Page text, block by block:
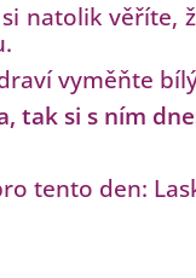
natolik věříte,
vyměňte
tak si s ním
tento den: